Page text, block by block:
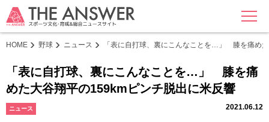
MENU
HOME 野球 ニュース 「表に自打球、裏にこんなことを…」 膝を痛め
「表に自打球、裏にこんなことを…」 膝を痛
めた大谷翔平の159kmピンチ脱出に米反響
ニュース 2021.06.12